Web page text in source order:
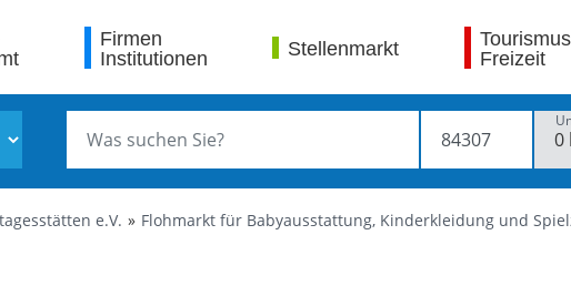
Firmen
Institutionen
Stellenmarkt
Tourismus
Freizeit
e.V. Flohmarkt für Babyausstattung, Kinderkleidung und